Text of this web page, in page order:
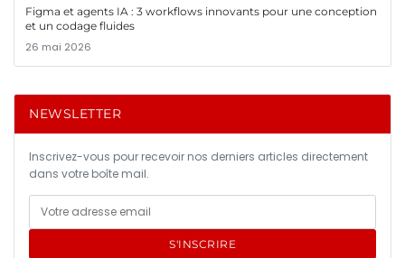
Figma et agents IA : 3 workflows innovants pour une conception
et un codage fluides
26 mai 2026
NEWSLETTER
Inscrivez-vous pour recevoir nos derniers articles directement
dans votre boîte mail.
S'INSCRIRE